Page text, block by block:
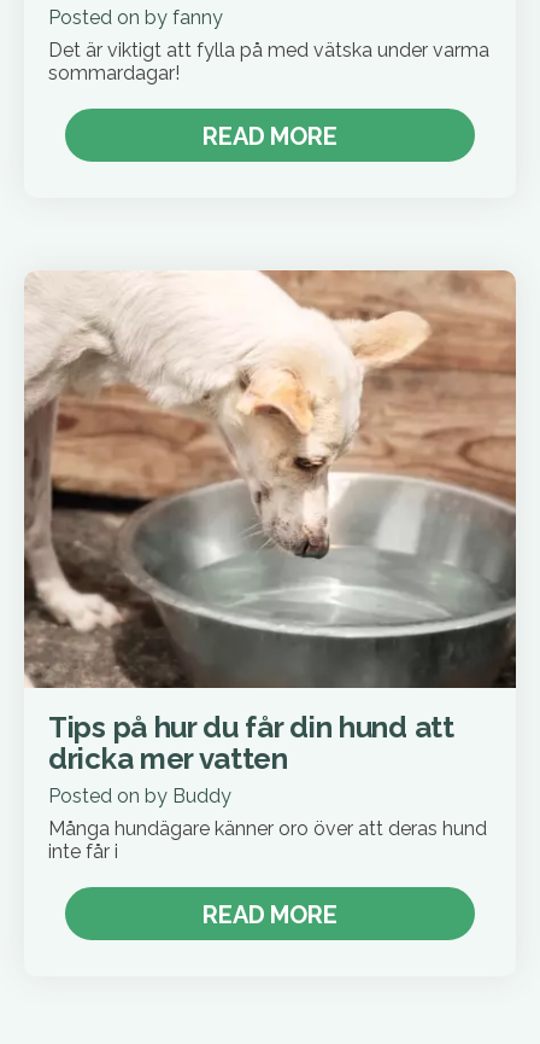
Posted on by fanny
Det är viktigt att fylla på med vätska under varma
sommardagar!
READ MORE
Tips på hur du får din hund att
dricka mer vatten
Posted on by Buddy
Många hundägare känner oro över att deras hund
inte får i
READ MORE